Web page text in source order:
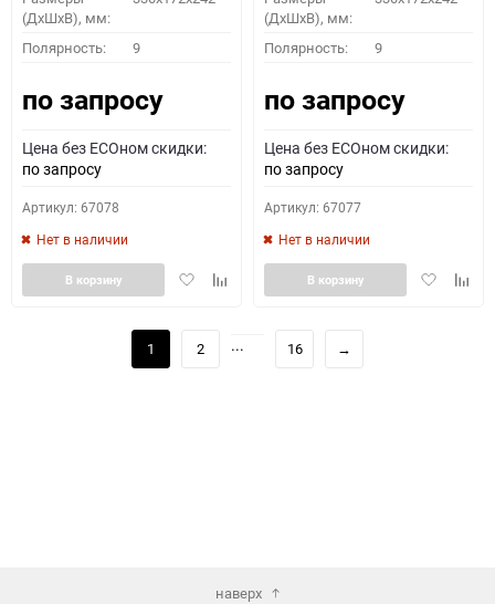
(ДхШхВ), мм:
Полярность: 9
по запросу
Цена без ECOном скидки:
по запросу
Артикул: 67078
Нет в наличии
ДобавитьДобавить
В корзину
(ДхШхВ), мм:
Полярность: 9
по запросу
Цена без ECOном скидки:
по запросу
Артикул: 67077
Нет в наличии
Добавить
В корзину
1 2 ... 16 →
наверх